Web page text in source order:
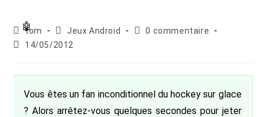
Auteur/autrice
de
tom
Post
category:
Jeux Android
Commentaires
0 commentaire
Publication
14/05/2012
Vous êtes un fan inconditionnel du hockey sur glace
? Alors arrêtez-vous quelques secondes pour jeter